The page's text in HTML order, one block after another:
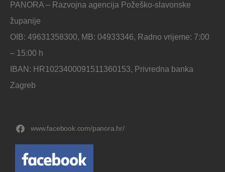
PANORA – Razvojna agencija Požeško-slavonske
županije
OIB: 49631358300, MB: 04933346, Radno vrijeme: 7:00
– 15:00 h
IBAN: HR1023400091511360153, Privredna banka
Zagreb
www.facebook.com/panora.hr/